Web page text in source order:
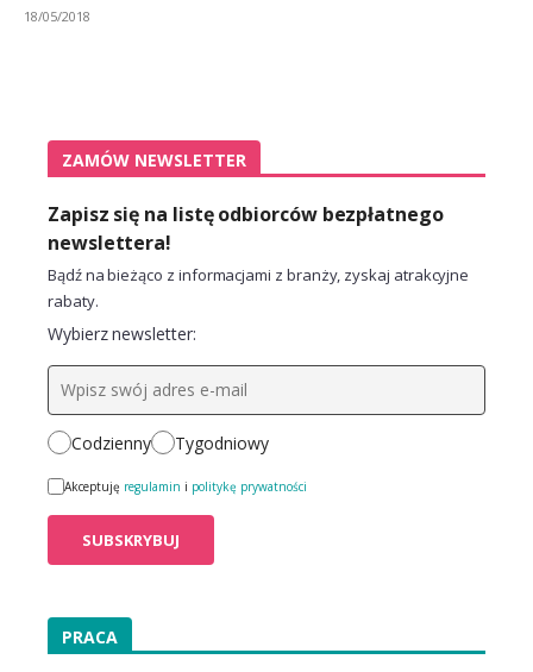
18/05/2018
ZAMÓW NEWSLETTER
Zapisz się na listę odbiorców bezpłatnego
newslettera!
Bądź na bieżąco z informacjami z branży, zyskaj atrakcyjne
rabaty.
Wybierz newsletter:
Codzienny Tygodniowy
Akceptuję regulamin i politykę prywatności
PRACA